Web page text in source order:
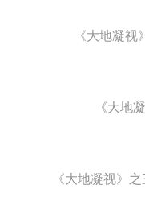
《大地凝
《大地
《大地凝视》